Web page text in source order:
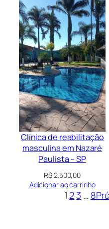
Clínica de reabilitação
masculina em Nazaré
Paulista – SP
R$2.500,00
Adicionar ao carrinho
1 23 … 8